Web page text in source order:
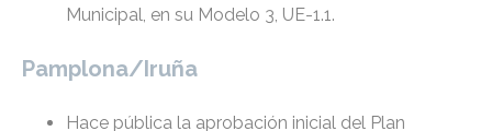
Municipal, en su Modelo 3, UE-1.1.
Pamplona/Iruña
Hace pública la aprobación inicial del Plan